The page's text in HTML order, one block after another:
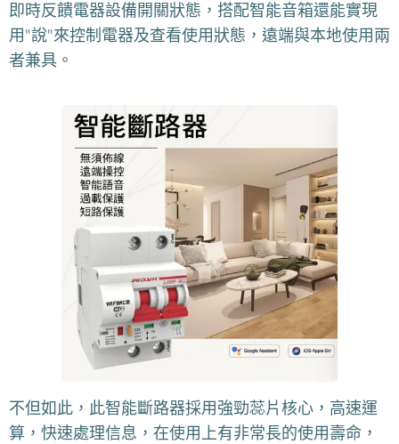
即時反饋電器設備開關狀態，搭配智能音箱還能實現
用"說"來控制電器及查看使用狀態，遠端與本地使用兩
者兼具。
不但如此，此智能斷路器採用強勁蕊片核心，高速運
算，快速處理信息，在使用上有非常長的使用壽命，